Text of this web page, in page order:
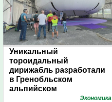
Уникальный
тороидальный
дирижабль разработали
в Гренобльском
альпийском
Экономика